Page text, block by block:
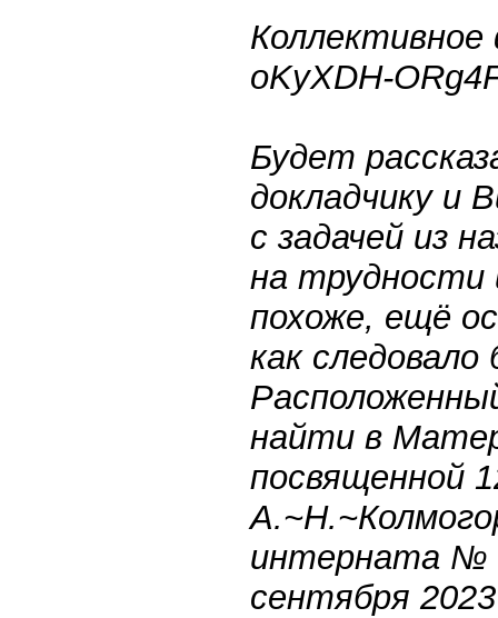
oKyXDH-
Будет
докладчику и
с задачей из
на
похоже, ещё
как
найти в
посвященной
интерната №
сентября